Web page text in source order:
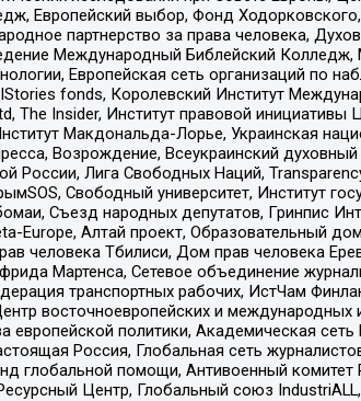
Европейский выбор, Фонд
партнерство за права человека,
Международный Библейский
Европейская сеть организаций по
fonds, Королевский Институт
The Insider, Институт правовой
Макдональда-Лорье, Украинская
Возрождение, Всеукраинский
Лига Свободных Наций,
Свободный университет, Институт
Съезд народных депутатов, Гринпис
Europe, Алтай проект, Образовательный
человека Тбилиси, Дом прав человека
Мартенса, Сетевое объединение
транспортных рабочих, ИстЧам
восточноевропейских и
политики, Академическая
Россия, Глобальная сеть
глобальной помощи, Антивоенный комитет
Центр, Глобальный союз